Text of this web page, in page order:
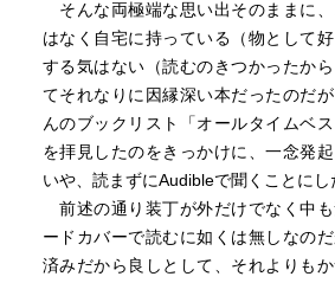
そんな両極端な思い出そのままに
はなく自宅に持っている（物として
する気はない（読むのきつかったか
てそれなりに因縁深い本だったのだ
んのブックリスト「オールタイムベ
を拝見したのをきっかけに、一念発起
いや、読まずにAudibleで聞くことにし
前述の通り装丁が外だけでなく中
ードカバーで読むに如くは無しなの
済みだから良しとして、それよりも